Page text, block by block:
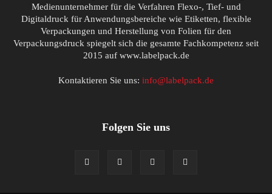
Medienunternehmer für die Verfahren Flexo-, Tief- und
Digitaldruck für Anwendungsbereiche wie Etiketten, flexible
Verpackungen und Herstellung von Folien für den
Verpackungsdruck spiegelt sich die gesamte Fachkompetenz seit
2015 auf www.labelpack.de
Kontaktieren Sie uns: info@labelpack.de
Folgen Sie uns